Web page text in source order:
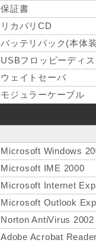
保証書
リカバリCD
バッテリパック(本体
USBフロッピーディ
ウェイトセーバ
モジュラーケーブル
Microsoft Windows
Microsoft IME 2000
Microsoft Internet
Microsoft Outlook
Norton AntiVirus 2002
Adobe Acrobat